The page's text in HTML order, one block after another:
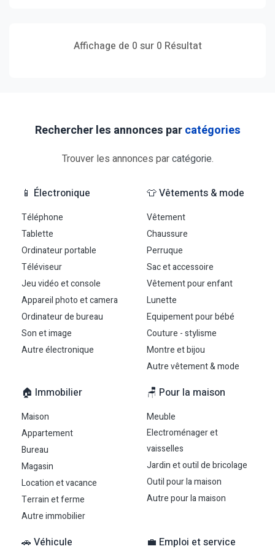
Affichage de 0 sur 0 Résultat
Rechercher les annonces parcatégories
Trouver les annonces parcatégorie.
📱 Électronique
Téléphone
Tablette
Ordinateur portable
Téléviseur
Jeu vidéo et console
Appareil photo et camera
Ordinateur de bureau
Son et image
Autre électronique
👕 Vêtements & mode
Vêtement
Chaussure
Perruque
Sac et accessoire
Vêtement pour enfant
Lunette
Equipement pour bébé
Couture - stylisme
Montre et bijou
Autre vêtement & mode
🏠 Immobilier
Maison
Appartement
Bureau
Magasin
Location et vacance
Terrain et ferme
Autre immobilier
🪑 Pour la maison
Meuble
Electroménager et
vaisselles
Jardin et outil de bricolage
Outil pour la maison
Autre pour la maison
🚗 Véhicule 💼 Emploi et service